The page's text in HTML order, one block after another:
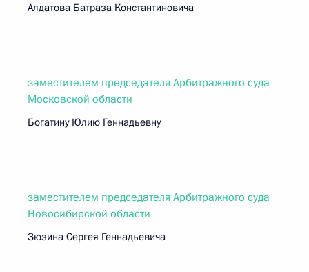
Алдатова Батраза Константиновича
заместителем председателя Арбитражного суда
Московской области
Богатину Юлию Геннадьевну
заместителем председателя Арбитражного суда
Новосибирской области
Зюзина Сергея Геннадьевича